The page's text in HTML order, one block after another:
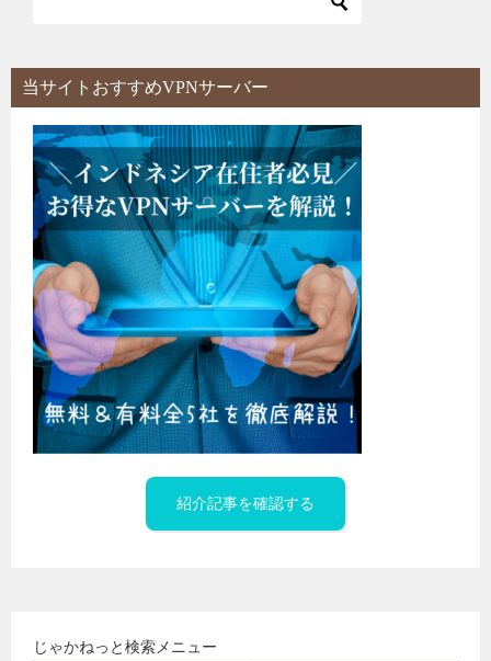
当サイトおすすめVPNサーバー
紹介記事を確認する
じゃかねっと検索メニュー